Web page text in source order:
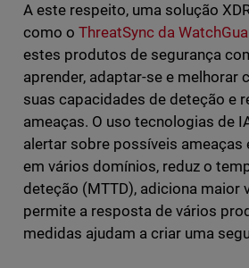
A este respeito, uma solução
como o ThreatSync da
estes produtos de segurança
aprender, adaptar-se e melhorar
suas capacidades de deteção e
ameaças. O uso tecnologias de
alertar sobre possíveis ameaças
em vários domínios, reduz o
deteção (MTTD), adiciona maior
permite a resposta de vários
medidas ajudam a criar uma